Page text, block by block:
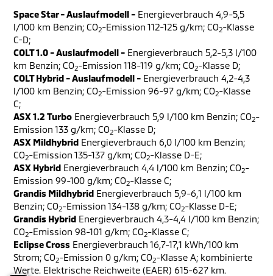
Space Star - Auslaufmodell - Energieverbrauch 4,9-5,5
l/100 km Benzin; CO2-Emission 112-125 g/km; CO2-Klasse
C-D;
COLT 1.0 - Auslaufmodell - Energieverbrauch 5,2-5,3 l/100
km Benzin; CO2-Emission 118-119 g/km; CO2-Klasse D;
COLT Hybrid - Auslaufmodell - Energieverbrauch 4,2-4,3
l/100 km Benzin; CO2-Emission 96-97 g/km; CO2-Klasse
C;
ASX 1.2 Turbo Energieverbrauch 5,9 l/100 km Benzin; CO2-
Emission 133 g/km; CO2-Klasse D;
ASX Mildhybrid Energieverbrauch 6,0 l/100 km Benzin;
CO2-Emission 135-137 g/km; CO2-Klasse D-E;
ASX Hybrid Energieverbrauch 4,4 l/100 km Benzin; CO2-
Emission 99-100 g/km; CO2-Klasse C;
Grandis Mildhybrid Energieverbrauch 5,9-6,1 l/100 km
Benzin; CO2-Emission 134-138 g/km; CO2-Klasse D-E;
Grandis Hybrid Energieverbrauch 4,3-4,4 l/100 km Benzin;
CO2-Emission 98-101 g/km; CO2-Klasse C;
Eclipse Cross Energieverbrauch 16,7-17,1 kWh/100 km
Strom; CO2-Emission 0 g/km; CO2-Klasse A; kombinierte
Werte. Elektrische Reichweite (EAER) 615-627 km.